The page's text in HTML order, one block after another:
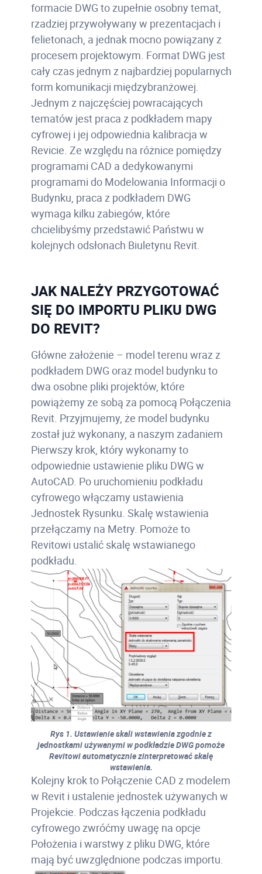
formacie DWG to zupełnie osobny temat,
rzadziej przywoływany w prezentacjach i
felietonach, a jednak mocno powiązany z
procesem projektowym. Format DWG jest
cały czas jednym z najbardziej popularnych
form komunikacji międzybranżowej.
Jednym z najczęściej powracających
tematów jest praca z podkładem mapy
cyfrowej i jej odpowiednia kalibracja w
Revicie. Ze względu na różnice pomiędzy
programami CAD a dedykowanymi
programami do Modelowania Informacji o
Budynku, praca z podkładem DWG
wymaga kilku zabiegów, które
chcielibyśmy przedstawić Państwu w
kolejnych odsłonach Biuletynu Revit.
JAK NALEŻY PRZYGOTOWAĆ
SIĘ DO IMPORTU PLIKU DWG
DO REVIT?
Główne założenie – model terenu wraz z
podkładem DWG oraz model budynku to
dwa osobne pliki projektów, które
powiążemy ze sobą za pomocą Połączenia
Revit. Przyjmujemy, że model budynku
został już wykonany, a naszym zadaniem
Pierwszy krok, który wykonamy to
odpowiednie ustawienie pliku DWG w
AutoCAD. Po uruchomieniu podkładu
cyfrowego włączamy ustawienia
Jednostek Rysunku. Skalę wstawienia
przełączamy na Metry. Pomoże to
Revitowi ustalić skalę wstawianego
podkładu.
Rys 1. Ustawienie skali wstawienia zgodnie z
jednostkami używanymi w podkładzie DWG pomoże
Revitowi automatycznie zinterpretować skalę
wstawienia.
Kolejny krok to Połączenie CAD z modelem
w Revit i ustalenie jednostek używanych w
Projekcie. Podczas łączenia podkładu
cyfrowego zwróćmy uwagę na opcje
Położenia i warstwy z pliku DWG, które
mają być uwzględnione podczas importu.